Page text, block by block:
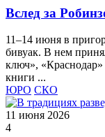
Вслед за
11–14 июня в
бивуак. В нем
ключ»,
книги ...
ЮРО СКО
11 июня 2026
4